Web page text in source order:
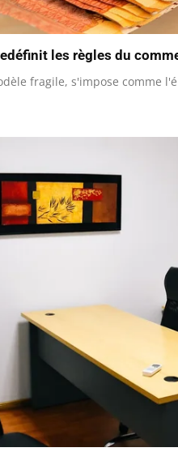
les règles du
fragile, s'impose comme